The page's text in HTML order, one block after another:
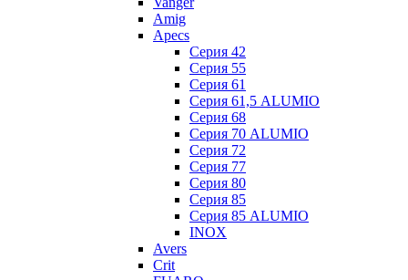
Amig
Apecs
Серия 42
Серия 55
Серия 61
Серия 61,5 ALUMIO
Серия 68
Серия 70 ALUMIO
Серия 72
Серия 77
Серия 80
Серия 85
Серия 85 ALUMIO
INOX
Avers
Crit